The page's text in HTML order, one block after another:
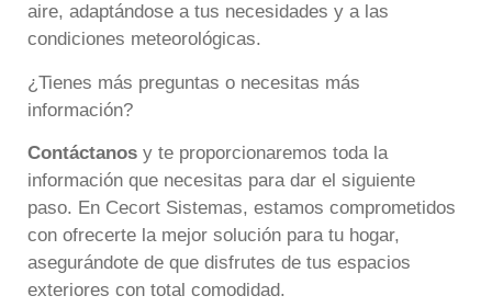
aire, adaptándose a tus necesidades y a las
condiciones meteorológicas.
¿Tienes más preguntas o necesitas más
información?
Contáctanos y te proporcionaremos toda la
información que necesitas para dar el siguiente
paso. En Cecort Sistemas, estamos comprometidos
con ofrecerte la mejor solución para tu hogar,
asegurándote de que disfrutes de tus espacios
exteriores con total comodidad.